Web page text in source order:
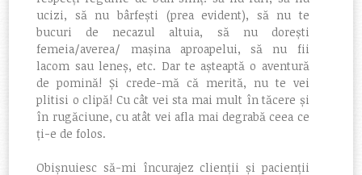
ucizi, să nu bârfești (prea evident), să nu te
bucuri de necazul altuia, să nu dorești
femeia/averea/ mașina aproapelui, să nu fii
lacom sau leneș, etc. Dar te așteaptă o aventură
de pomină! Și crede-mă că merită, nu te vei
plitisi o clipă! Cu cât vei sta mai mult în tăcere și
în rugăciune, cu atât vei afla mai degrabă ceea ce
ți-e de folos.
Obișnuiesc să-mi încurajez clienții și pacienții